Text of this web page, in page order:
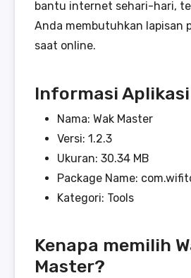
bantu internet sehari-hari,
Anda membutuhkan lapisan
saat online.
Informasi Aplikasi
Nama: Wak Master
Versi: 1.2.3
Ukuran: 30.34 MB
Package Name:
Kategori: Tools
Kenapa memilih
Master?